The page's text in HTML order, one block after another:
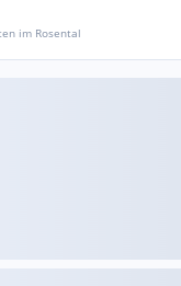
im Rosental